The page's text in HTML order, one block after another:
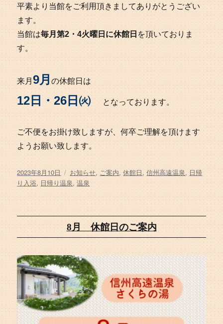
平素より当館をご利用頂きましてありがとうござい
ます。
当館は毎月第2・4火曜日に休館日 を頂いておりま
す。
来月9月の休館日は
12日・26日㈫となっております。
ご不便をお掛け致しますが、何卒ご理解を頂けます
ようお願い致します。
投
稿
2023年8月10日
タ
グ
お知らせ, ご案内,休館日,信州高遠温泉, 日帰
り入浴, 日帰り温泉,温泉
8月 休館日のご案内